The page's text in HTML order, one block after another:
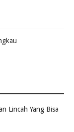
Lincah Yang Bisa